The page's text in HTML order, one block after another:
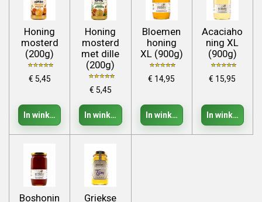
Honing
mosterd
(200g)
€ 5,45
In winkelwagen
Honing
mosterd
met dille
(200g)
€ 5,45
In winkelwagen
Bloemen
honing
XL (900g)
€ 14,95
In winkelwagen
Acaciaho
ning XL
(900g)
€ 15,95
In
Boshonin
Griekse